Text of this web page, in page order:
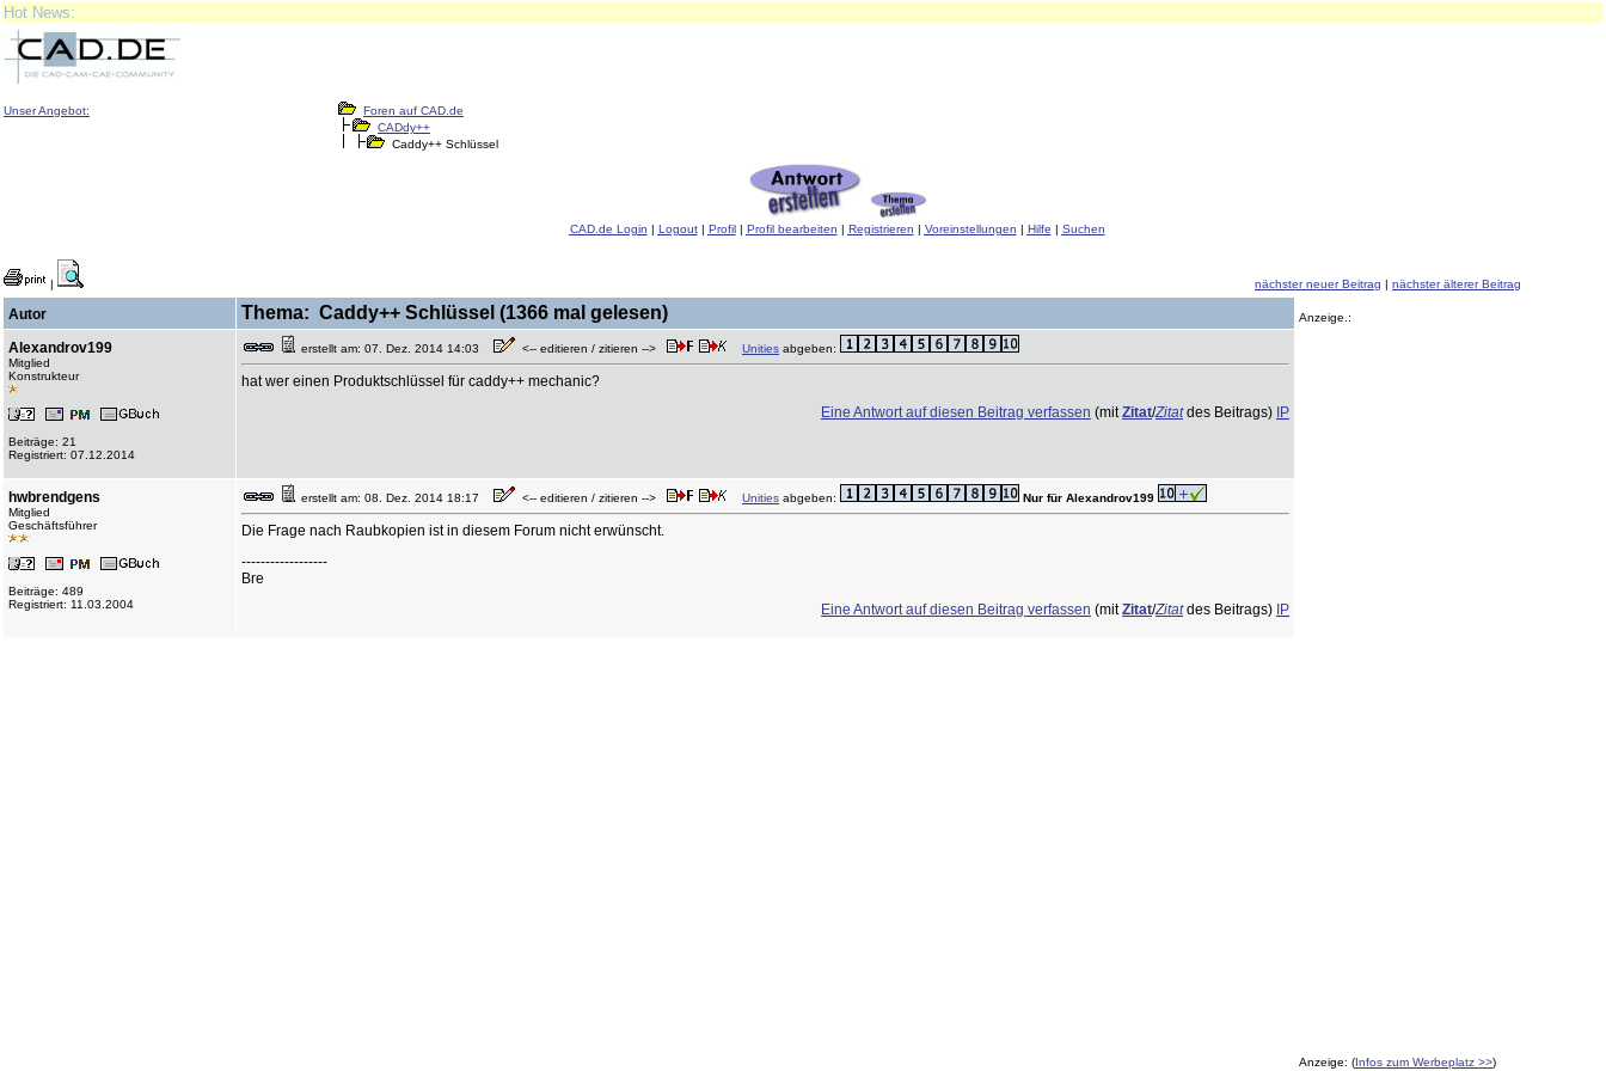
Hot News:
Unser Angebot:
Foren auf CAD.de
CADdy++
Caddy++ Schlüssel
CAD.de Login | Logout| Profil| Profil bearbeiten | Registrieren | Voreinstellungen | Hilfe | Suchen
| nächster neuer Beitrag | nächster älterer Beitrag
Autor Thema: Caddy++ Schlüssel (1366 mal gelesen)
Alexandrov199
Mitglied
Konstrukteur
Beiträge: 21
Registriert: 07.12.2014
erstellt am: 07. Dez. 2014 14:03 <-- editieren / zitieren --> Unities abgeben:
hat wer einen Produktschlüssel für caddy++ mechanic?
Eine Antwort auf diesen Beitrag verfassen (mitZitat/Zitatdes Beitrags) IP
hwbrendgens
Mitglied
Geschäftsführer
Beiträge: 489
Registriert: 11.03.2004
erstellt am: 08. Dez. 2014 18:17 <-- editieren / zitieren --> Unities abgeben: Nur für Alexandrov199
Die Frage nach Raubkopien ist in diesem Forum nicht erwünscht.
------------------
Bre
Eine Antwort auf diesen Beitrag verfassen (mitZitat/Zitatdes Beitrags) IP
Anzeige.:
Anzeige: (Infos zum Werbeplatz >>)